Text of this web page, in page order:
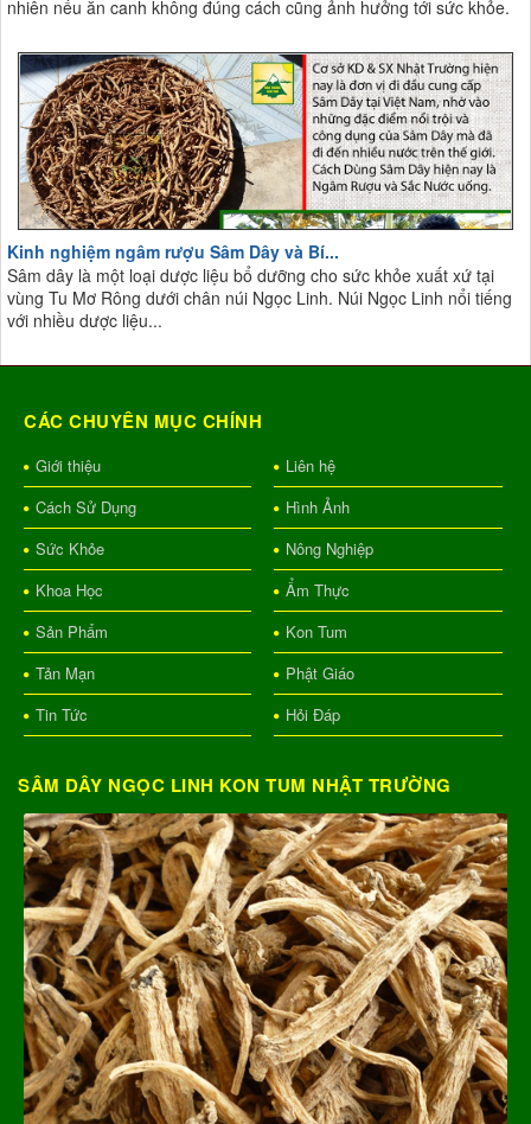
nhiên nếu ăn canh không đúng cách cũng ảnh hưởng tới sức khỏe.
Kinh nghiệm ngâm rượu Sâm Dây và Bí...
Sâm dây là một loại dược liệu bổ dưỡng cho sức khỏe xuất xứ tại
vùng Tu Mơ Rông dưới chân núi Ngọc Linh. Núi Ngọc Linh nổi tiếng
với nhiều dược liệu...
CÁC CHUYÊN MỤC CHÍNH
Giới thiệu
Liên hệ
Cách Sử Dụng
Hình Ảnh
Sức Khỏe
Nông Nghiệp
Khoa Học
Ẩm Thực
Sản Phẩm
Kon Tum
Tản Mạn
Phật Giáo
Tin Tức
Hỏi Đáp
SÂM DÂY NGỌC LINH KON TUM NHẬT TRƯỜNG